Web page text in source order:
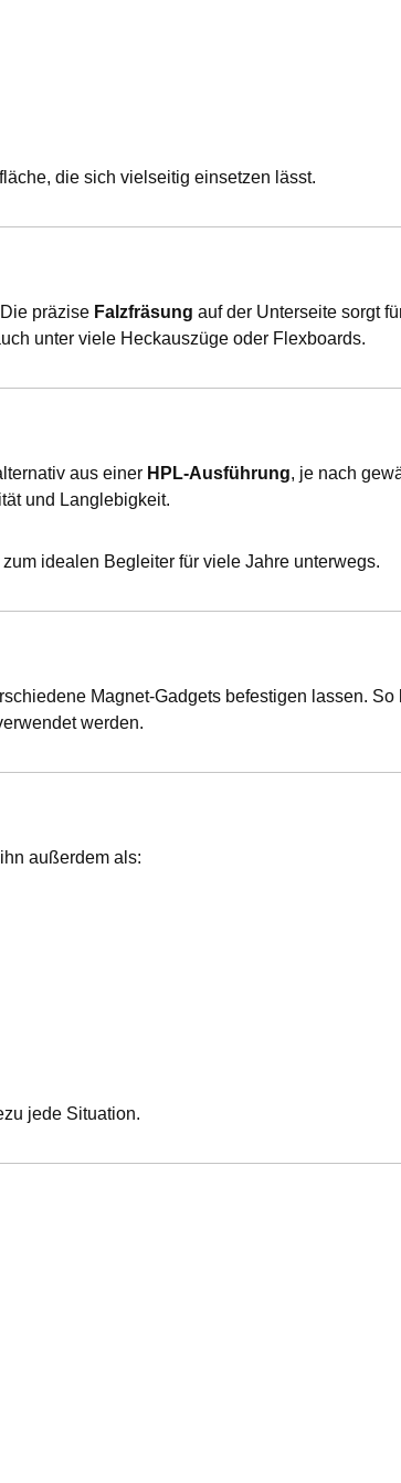
die sich vielseitig einsetzen lässt.
präzise Falzfräsung auf der Unterseite sorgt
unter viele Heckauszüge oder Flexboards.
aus einer HPL-Ausführung, je nach
und Langlebigkeit.
idealen Begleiter für viele Jahre unterwegs.
Magnet-Gadgets befestigen lassen.
werden.
außerdem als:
jede Situation.